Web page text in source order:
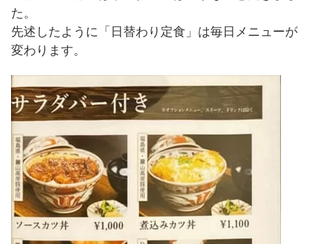
た。
先述したように「日替わり定食」は毎日メニューが
変わります。